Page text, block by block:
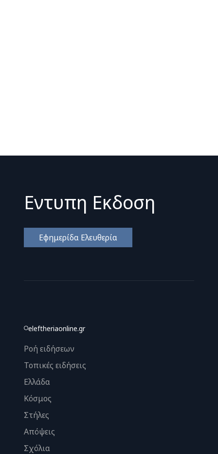
Εντυπη Εκδοση
Εφημερίδα Ελευθερία
eleftheriaonline.gr
Ροή ειδήσεων
Τοπικές ειδήσεις
Ελλάδα
Κόσμος
Στήλες
Απόψεις
Σχόλια